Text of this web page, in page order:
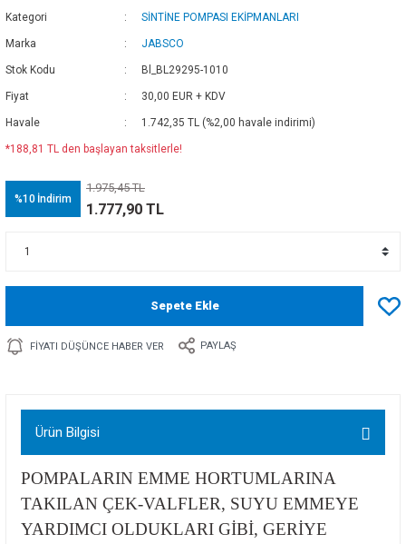
Kategori SİNTİNE POMPASI EKİPMANLARI
Marka JABSCO
Stok Kodu Bl_BL29295-1010
Fiyat 30,00 EUR + KDV
Havale 1.742,35 TL (%2,00 havale indirimi)
*188,81 TL den başlayan taksitlerle!
%10 İndirim
1.975,45 TL
1.777,90 TL
Sepete Ekle
FIYATI DÜŞÜNCE HABER VER PAYLAŞ
Ürün Bilgisi
POMPALARIN EMME HORTUMLARINA
TAKILAN ÇEK-VALFLER, SUYU EMMEYE
YARDIMCI OLDUKLARI GİBİ, GERİYE